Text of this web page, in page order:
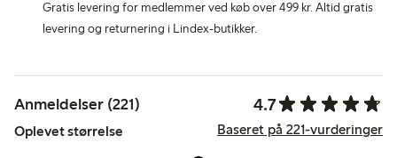
Gratis levering for medlemmer ved køb over 499 kr. Altid gratis
levering og returnering i Lindex-butikker.
Anmeldelser (221) 4.7
Oplevet størrelse Baseret på 221-vurderinger